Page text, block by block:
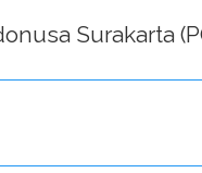
Surakarta